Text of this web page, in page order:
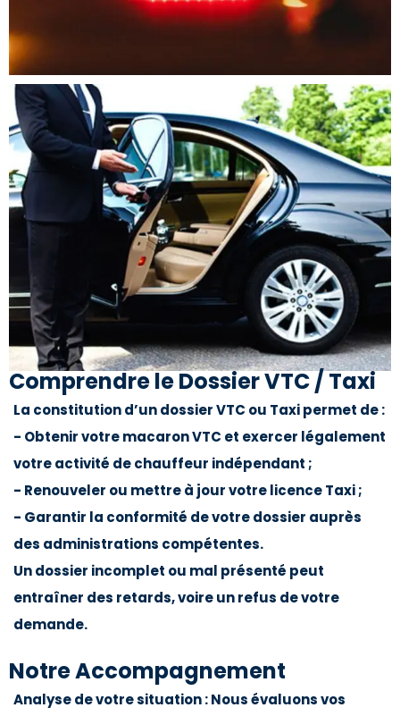
Comprendre le Dossier VTC / Taxi
La constitution d’un dossier VTC ou Taxi permet de :
- Obtenir votre macaron VTC et exercer légalement
votre activité de chauffeur indépendant ;
- Renouveler ou mettre à jour votre licence Taxi ;
- Garantir la conformité de votre dossier auprès
des administrations compétentes.
Un dossier incomplet ou mal présenté peut
entraîner des retards, voire un refus de votre
demande.
Notre Accompagnement
Analyse de votre situation : Nous évaluons vos